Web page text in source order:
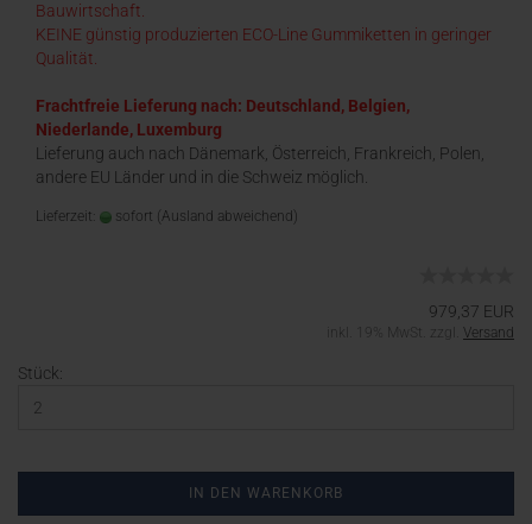
Bauwirtschaft.
KEINE günstig produzierten ECO-Line Gummiketten in geringer
Qualität.
Frachtfreie Lieferung nach: Deutschland, Belgien,
Niederlande, Luxemburg
Lieferung auch nach Dänemark, Österreich, Frankreich, Polen,
andere EU Länder und in die Schweiz möglich.
Lieferzeit: sofort (Ausland abweichend)
979,37 EUR
inkl. 19% MwSt. zzgl. Versand
Stück:
IN DEN WARENKORB